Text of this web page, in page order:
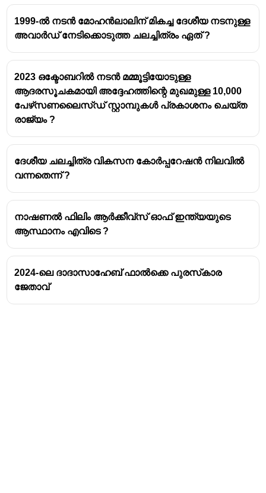
1999-ൽ നടൻ മോഹൻലാലിന് മികച്ച ദേശീയ നടനുള്ള
അവാർഡ് നേടിക്കൊടുത്ത ചലച്ചിത്രം ഏത് ?
2023 ഒക്ടോബറിൽ നടൻ മമ്മൂട്ടിയോടുള്ള
ആദരസൂചകമായി അദ്ദേഹത്തിന്റെ മുഖമുള്ള 10,000
പേഴ്‌സണലൈസ്‌ഡ് സ്റ്റാമ്പുകൾ പ്രകാശനം ചെയ്ത
രാജ്യം ?
ദേശീയ ചലച്ചിത്ര വികസന കോർപ്പറേഷൻ നിലവിൽ
വന്നതെന്ന് ?
നാഷണൽ ഫിലിം ആർക്കീവ്സ് ഓഫ് ഇന്ത്യയുടെ
ആസ്ഥാനം എവിടെ ?
2024-ലെ ദാദാസാഹേബ് ഫാൽക്കെ പുരസ്‌കാര
ജേതാവ്